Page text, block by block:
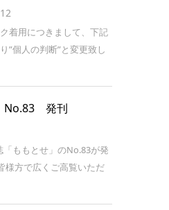
着用につきまして、下記
”個人の判断”と変更致し
No.83 発刊
ももとせ」のNo.83が発
様方で広くご高覧いただ